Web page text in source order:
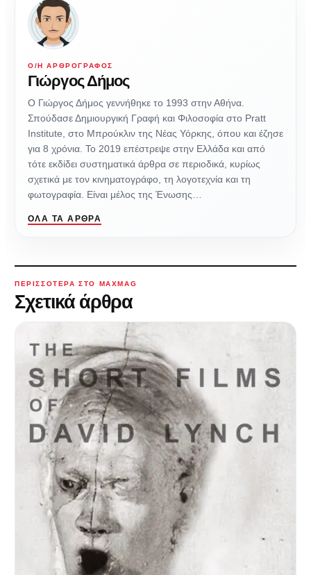
Ο/Η ΑΡΘΡΟΓΡΆΦΟΣ
Γιώργος Δήμος
Ο Γιώργος Δήμος γεννήθηκε το 1993 στην Αθήνα.
Σπούδασε Δημιουργική Γραφή και Φιλοσοφία στο Pratt
Institute, στο Μπρούκλιν της Νέας Υόρκης, όπου και έζησε
για 8 χρόνια. Το 2019 επέστρεψε στην Ελλάδα και από
τότε εκδίδει συστηματικά άρθρα σε περιοδικά, κυρίως
σχετικά με τον κινηματογράφο, τη λογοτεχνία και τη
φωτογραφία. Είναι μέλος της Ένωσης…
ΌΛΑ ΤΑ ΆΡΘΡΑ
ΠΕΡΙΣΣΌΤΕΡΑ ΣΤΟ MAXMAG
Σχετικά άρθρα